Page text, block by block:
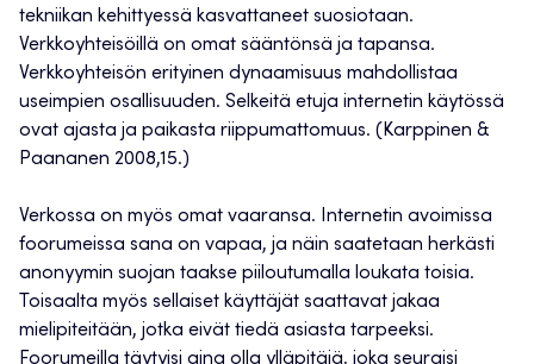
tekniikan kehittyessä kasvattaneet suosiotaan.
Verkkoyhteisöillä on omat sääntönsä ja tapansa.
Verkkoyhteisön erityinen dynaamisuus mahdollistaa
useimpien osallisuuden. Selkeitä etuja internetin käytössä
ovat ajasta ja paikasta riippumattomuus. (Karppinen &
Paananen 2008,15.)
Verkossa on myös omat vaaransa. Internetin avoimissa
foorumeissa sana on vapaa, ja näin saatetaan herkästi
anonyymin suojan taakse piiloutumalla loukata toisia.
Toisaalta myös sellaiset käyttäjät saattavat jakaa
mielipiteitään, jotka eivät tiedä asiasta tarpeeksi.
Foorumeilla täytyisi aina olla ylläpitäjä, joka seuraisi